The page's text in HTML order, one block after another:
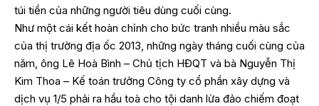
túi tiền của những người tiêu dùng cuối cùng.
Như một cái kết hoàn chỉnh cho bức tranh nhiều màu sắc
của thị trường địa ốc 2013, những ngày tháng cuối cùng của
năm, ông Lê Hoà Bình – Chủ tịch HĐQT và bà Nguyễn Thị
Kim Thoa – Kế toán trưởng Công ty cổ phần xây dựng và
dịch vụ 1/5 phải ra hầu toà cho tội danh lừa đảo chiếm đoạt